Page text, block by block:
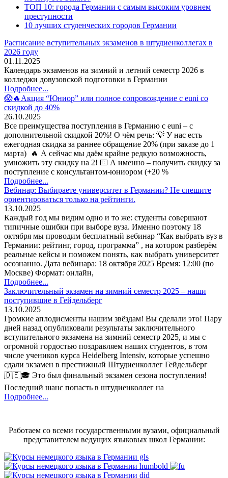
ТОП 10: города Германии с самым высоким уровнем
преступности
10 лучших студенческих городов Германии
Расписание вступительных экзаменов в штудиенколлегах в
2026 году
01.11.2025
Календарь экзаменов на зимний и летний семестр 2026 в
колледжи довузовской подготовки в Германии
Подробнее...
😱🔥Акция “Юниор” или полное сопровождение с euni со
скидкой до 40%
26.10.2025
Все преимущества поступления в Германию с euni – с
дополнительной скидкой 20%! О чём речь: 💡 У нас есть
ежегодная скидка за раннее обращение 20% (при заказе до 1
марта) 🔥 А сейчас мы даём крайне редкую возможность,
умножить эту скидку на 2! 💶 А именно – получить скидку за
поступление с консультантом-юниором (+20 %
Подробнее...
Вебинар: Выбираете университет в Германии? Не спешите
ориентироваться только на рейтинги.
13.10.2025
Каждый год мы видим одно и то же: студенты совершают
типичные ошибки при выборе вуза. Именно поэтому 18
октября мы проводим бесплатный вебинар “Как выбрать вуз в
Германии: рейтинг, город, программа” , на котором разберём
реальные кейсы и поможем понять, как выбрать университет
осознанно. Дата вебинара: 18 октября 2025 Время: 12:00 (по
Москве) Формат: онлайн,
Подробнее...
Заключительный экзамен на зимний семестр 2025 – наши
поступившие в Гейдельберг
13.10.2025
Громкие аплодисменты нашим звёздам! Вы сделали это! Пару
дней назад опубликовали результаты заключительного
вступительного экзамена на зимний семестр 2025, и мы с
огромной гордостью поздравляем наших студентов, в том
числе учеников курса Heidelberg Intensiv, которые успешно
сдали экзамен в престижный Штудиенколлег Гейдельберг
🇩🇪🎓 Это был финальный экзамен сезона поступления!
Последний шанс попасть в штудиенколлег на
Подробнее...
Работаем со всеми государственными вузами, официальный
представителем ведущих языковых школ Германии: